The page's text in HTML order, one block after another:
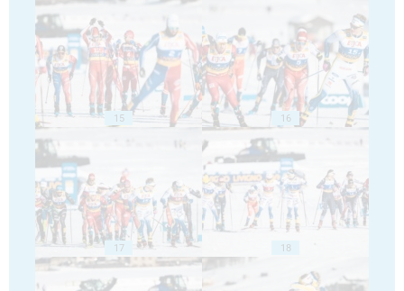
15 16
17 18